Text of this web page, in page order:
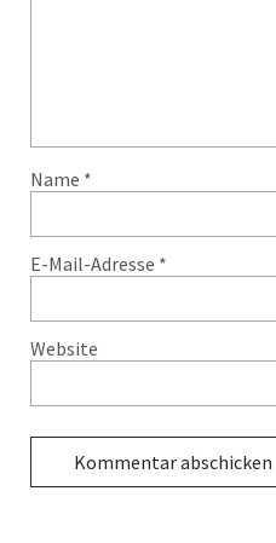
Name *
E-Mail-Adresse *
Website